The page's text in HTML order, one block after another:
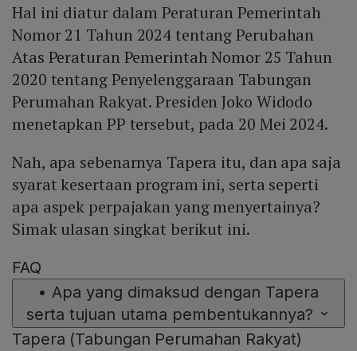
Hal ini diatur dalam Peraturan Pemerintah
Nomor 21 Tahun 2024 tentang Perubahan
Atas Peraturan Pemerintah Nomor 25 Tahun
2020 tentang Penyelenggaraan Tabungan
Perumahan Rakyat. Presiden Joko Widodo
menetapkan PP tersebut, pada 20 Mei 2024.
Nah, apa sebenarnya Tapera itu, dan apa saja
syarat kesertaan program ini, serta seperti
apa aspek perpajakan yang menyertainya?
Simak ulasan singkat berikut ini.
FAQ
• Apa yang dimaksud dengan Tapera
serta tujuan utama pembentukannya?
Tapera (Tabungan Perumahan Rakyat)